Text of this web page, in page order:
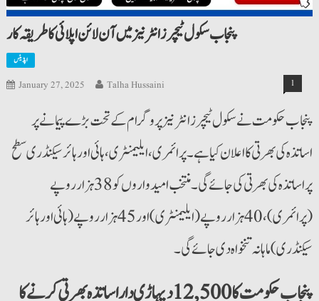
پنجاب سکول ٹیچرز انٹرنیز میں آن لائن اپلائی کا طریقہ کار
اپڈیٹس
January 27, 2025 Talha Hussaini 1
پنجاب حکومت نے سکول ٹیچرز انٹرنیز پروگرام کے تحت بڑے پیمانے پر
اساتذہ کی بھرتی کا اعلان کیا ہے۔ پرائمری، ایلیمنٹری، ہائی اور ہائر سیکنڈری سطح
پر اساتذہ کی بھرتی کی جائے گی۔ منتخب امیدواروں کو 38 ہزار روپے
(پرائمری)، 40 ہزار روپے (ایلیمنٹری) اور 45 ہزار روپے (ہائی اور ہائر
سیکنڈری) ماہانہ تنخواہ دی جائے گی۔
پنجاب حکومت کا 12,500 دیہاڑی دار اساتذہ بھرتی کرنے کا